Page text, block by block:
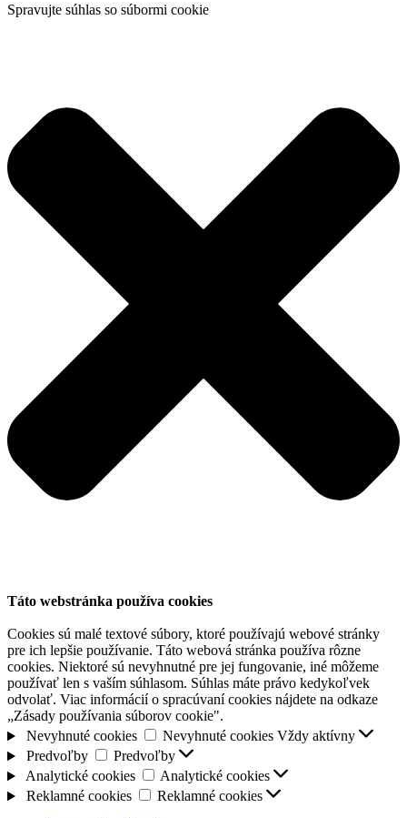
Spravujte súhlas so súbormi cookie
Táto webstránka používa cookies
Cookies sú malé textové súbory, ktoré používajú webové stránky
pre ich lepšie používanie. Táto webová stránka používa rôzne
cookies. Niektoré sú nevyhnutné pre jej fungovanie, iné môžeme
používať len s vaším súhlasom. Súhlas máte právo kedykoľvek
odvolať. Viac informácií o spracúvaní cookies nájdete na odkaze
„Zásady používania súborov cookie".
Nevyhnuté cookies
Nevyhnuté cookies Vždy aktívny
Predvoľby
Predvoľby
Analytické cookies
Analytické cookies
Reklamné cookies
Reklamné cookies